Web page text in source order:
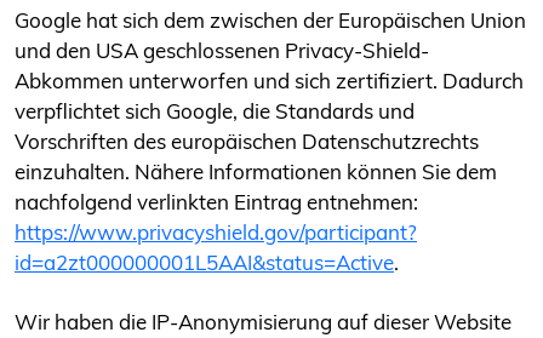
Google hat sich dem zwischen der Europäischen Union
und den USA geschlossenen Privacy-Shield-
Abkommen unterworfen und sich zertifiziert. Dadurch
verpflichtet sich Google, die Standards und
Vorschriften des europäischen Datenschutzrechts
einzuhalten. Nähere Informationen können Sie dem
nachfolgend verlinkten Eintrag entnehmen:
https://www.privacyshield.gov/participant?
id=a2zt000000001L5AAI&status=Active.
Wir haben die IP-Anonymisierung auf dieser Website